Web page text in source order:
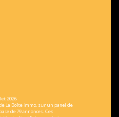
2026
La Boîte Immo, sur un panel de
de 79 annonces. Ces